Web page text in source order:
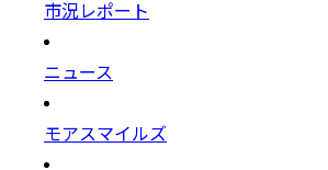
市況レポート
ニュース
モアスマイルズ